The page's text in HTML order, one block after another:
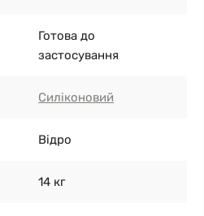
Готова до
застосування
Силіконовий
Відро
14 кг